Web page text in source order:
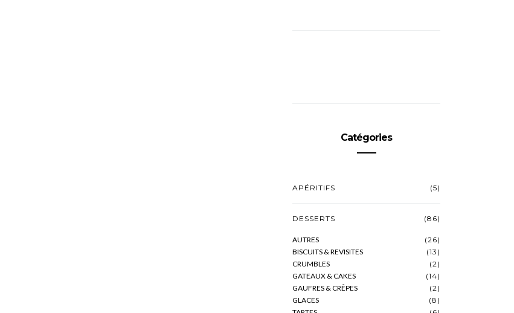
Catégories
APÉRITIFS (5)
DESSERTS (86)
AUTRES
(26)
BISCUITS & REVISITES
(13)
CRUMBLES
(2)
GATEAUX & CAKES
(14)
GAUFRES & CRÊPES
(2)
GLACES
(8)